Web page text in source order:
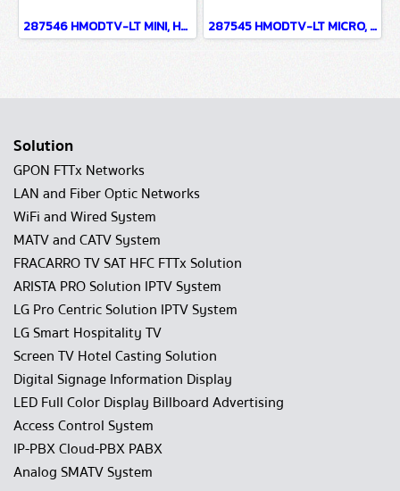
287546 HMODTV-LT MINI, HMODTV-LT MINI INDOOR MODULATORS 287545 HMODTV-LT MICRO, HMODTV-LT MICRO INDOOR MODULATORS
Solution
GPON FTTx Networks
LAN and Fiber Optic Networks
WiFi and Wired System
MATV and CATV System
FRACARRO TV SAT HFC FTTx Solution
ARISTA PRO Solution IPTV System
LG Pro Centric Solution IPTV System
LG Smart Hospitality TV
Screen TV Hotel Casting Solution
Digital Signage Information Display
LED Full Color Display Billboard Advertising
Access Control System
IP-PBX Cloud-PBX PABX
Analog SMATV System